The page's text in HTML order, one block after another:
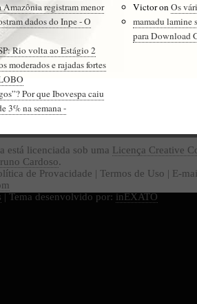
Amazônia registram menor
dados do Inpe - O
Rio volta ao Estágio 2
moderados e rajadas fortes
Por que Ibovespa caiu
3% na semana -
VictoronOs
mamadu lamine
para Download
está licenciada sob uma Licença Creative
Cardoso.
de Provacidade | Termos de Uso | E-
| Tema desenvolvido por: inEXATO